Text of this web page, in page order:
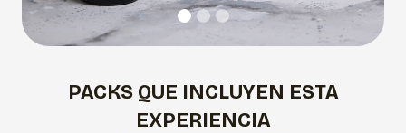
PACKS QUE INCLUYEN ESTA
EXPERIENCIA